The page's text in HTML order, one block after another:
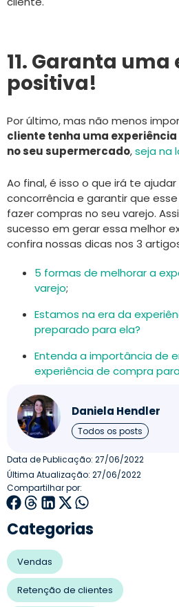
11. Garanta
positiva!
Por último, mas não menos
cliente tenha uma
no seu supermercado,seja na
Ao final, é isso o que irá te
concorrência e garantir que
fazer compras no seu varejo.
sucesso em gerar essa melhor
confira nossas dicas nos 3
5 formas de melhorar a
varejo;
Estamos na era da
preparado para ela?
Entenda a importância de
experiência de compra
Daniela Hendler
Todos os posts
Data de Publicação: 27/06/2022
Última Atualização: 27/06/2022
Compartilhar por:
Categorias
Vendas
Retenção de clientes